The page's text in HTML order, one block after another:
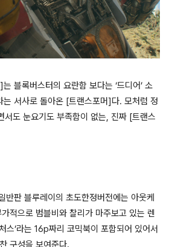
블록버스터의 요란함 보다는 ‘드디어’ 소
는 서사로 돌아온 [트랜스포머]다. 모처럼 정
서도 눈요기도 부족함이 없는, 진짜 [트랜스
반판 블루레이의 초도한정버전에는 아웃케
적으로 범블비와 찰리가 마주보고 있는 렌
스’라는 16p짜리 코믹북이 포함되어 있어서
구성을 보여준다.